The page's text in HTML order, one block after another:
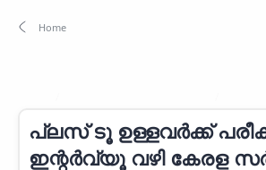
പ്ലസ് ടൂ ഉള്ളവർക്ക്
ഇന്റർവ്യൂ വഴി കേരള